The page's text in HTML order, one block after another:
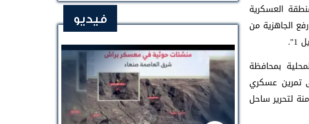
العسكرية
الجاهزية من
بمحافظة
بناء على تمرين عسكري
لتحرير ساحل
فيديو